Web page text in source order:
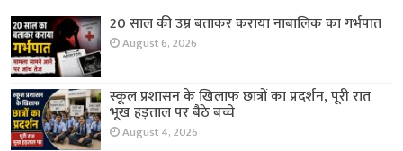
20 साल की उम्र बताकर कराया नाबालिक का गर्भपात
August 6, 2026
स्कूल प्रशासन के खिलाफ छात्रों का प्रदर्शन, पूरी रात
भूख हड़ताल पर बैठे बच्चे
August 4, 2026